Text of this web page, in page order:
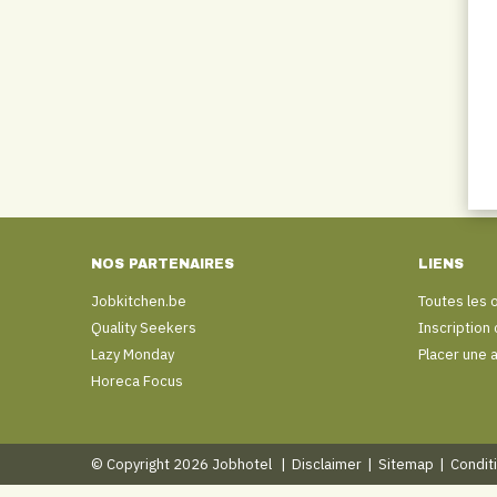
NOS PARTENAIRES
Jobkitchen.be
Quality Seekers
Lazy Monday
Horeca Focus
LIENS
Toutes les
Inscription
Placer une
© Copyright 2026 Jobhotel | Disclaimer | Sitemap |